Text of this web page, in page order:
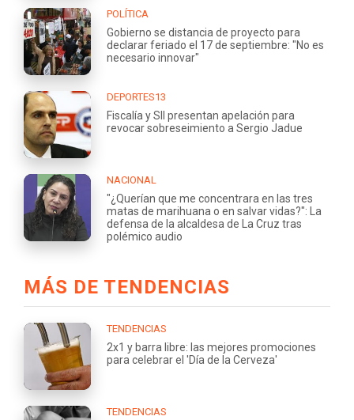
POLÍTICA
Gobierno se distancia de proyecto para
declarar feriado el 17 de septiembre: "No es
necesario innovar"
DEPORTES13
Fiscalía y SII presentan apelación para
revocar sobreseimiento a Sergio Jadue
NACIONAL
"¿Querían que me concentrara en las tres
matas de marihuana o en salvar vidas?": La
defensa de la alcaldesa de La Cruz tras
polémico audio
MÁS DE TENDENCIAS
TENDENCIAS
2x1 y barra libre: las mejores promociones
para celebrar el 'Día de la Cerveza'
TENDENCIAS